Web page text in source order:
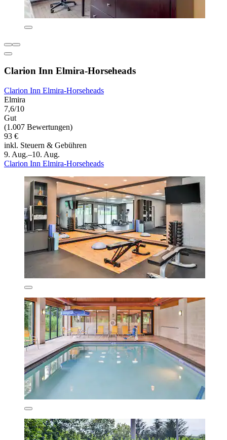
Clarion Inn Elmira-Horseheads
Clarion Inn Elmira-Horseheads
Elmira
7,6/10
Gut
(1.007 Bewertungen)
93 €
inkl. Steuern & Gebühren
9. Aug.–10. Aug.
Clarion Inn Elmira-Horseheads